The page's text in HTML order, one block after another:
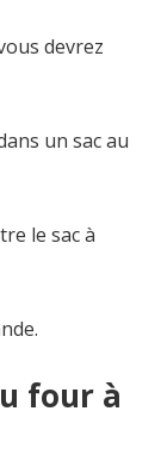
devrez
un sac au
le sac à
four à